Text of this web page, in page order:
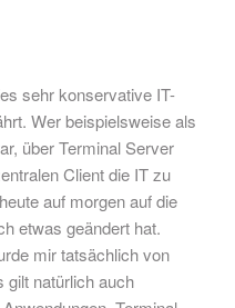
sehr konservative IT-
Wer beispielsweise als
über Terminal Server
Client die IT zu
auf morgen auf die
etwas geändert hat.
mir tatsächlich von
gilt natürlich auch